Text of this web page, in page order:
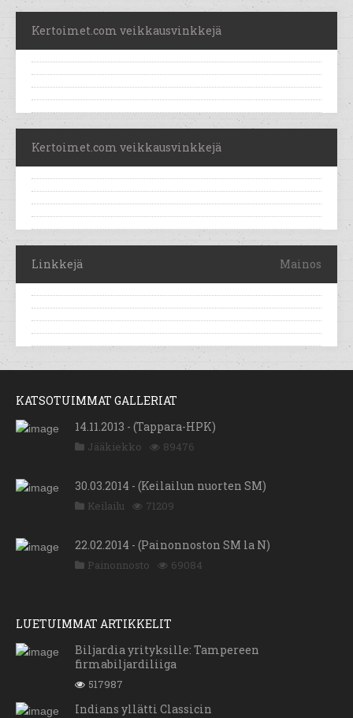
Kertoimet.com veikkausvinkkejä
Kertoimet.com veikkausvinkkejä
Linkkejä Mainos
KATSOTUIMMAT GALLERIAT
14.11.2013 - (Tappara-HPK)
Jääkiekko 89476
30.03.2014 - (Keilailun nuorten SM)
Keilailu 71209
22.02.2014 - (Painonnoston SM la N)
Painonnosto 69084
LUETUIMMAT ARTIKKELIT
Biljardia yrityksille: Tampereen
firmabiljardiliiga
517987
Indians yllätti Classicin